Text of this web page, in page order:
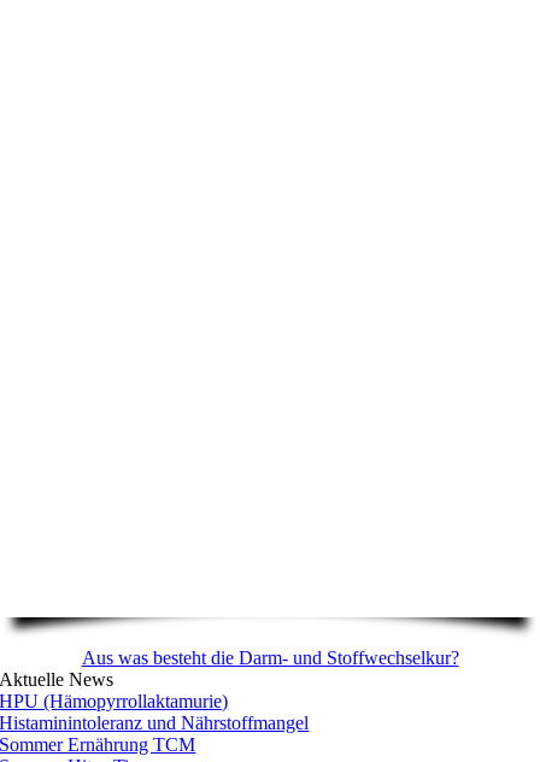
Aus was besteht die Darm- und Stoffwechselkur?
Aktuelle News
HPU (Hämopyrrollaktamurie)
Histaminintoleranz und Nährstoffmangel
Sommer Ernährung TCM